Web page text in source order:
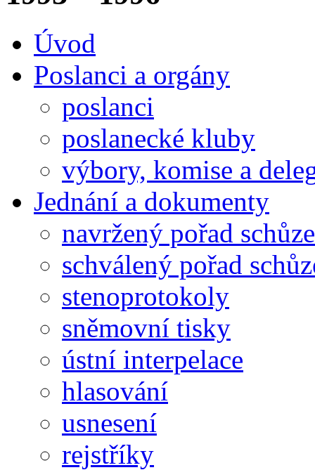
Úvod
Poslanci a orgány
poslanci
poslanecké kluby
výbory, komise a
Jednání a dokumenty
navržený pořad schůze
schválený pořad
stenoprotokoly
sněmovní tisky
ústní interpelace
hlasování
usnesení
rejstříky